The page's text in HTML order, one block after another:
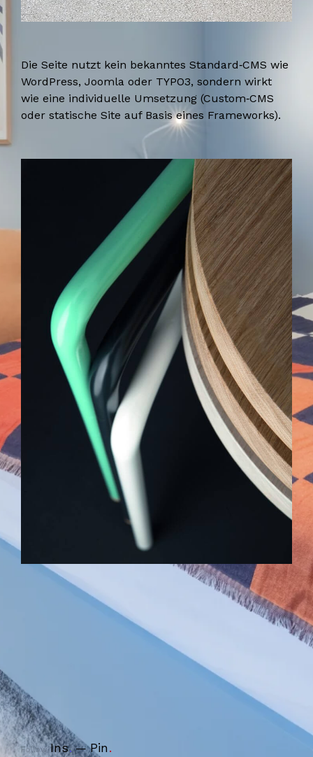
Die Seite nutzt kein bekanntes Standard‑CMS wie
WordPress, Joomla oder TYPO3, sondern wirkt
wie eine individuelle Umsetzung (Custom‑CMS
oder statische Site auf Basis eines Frameworks).
Follow Ins. Pin .